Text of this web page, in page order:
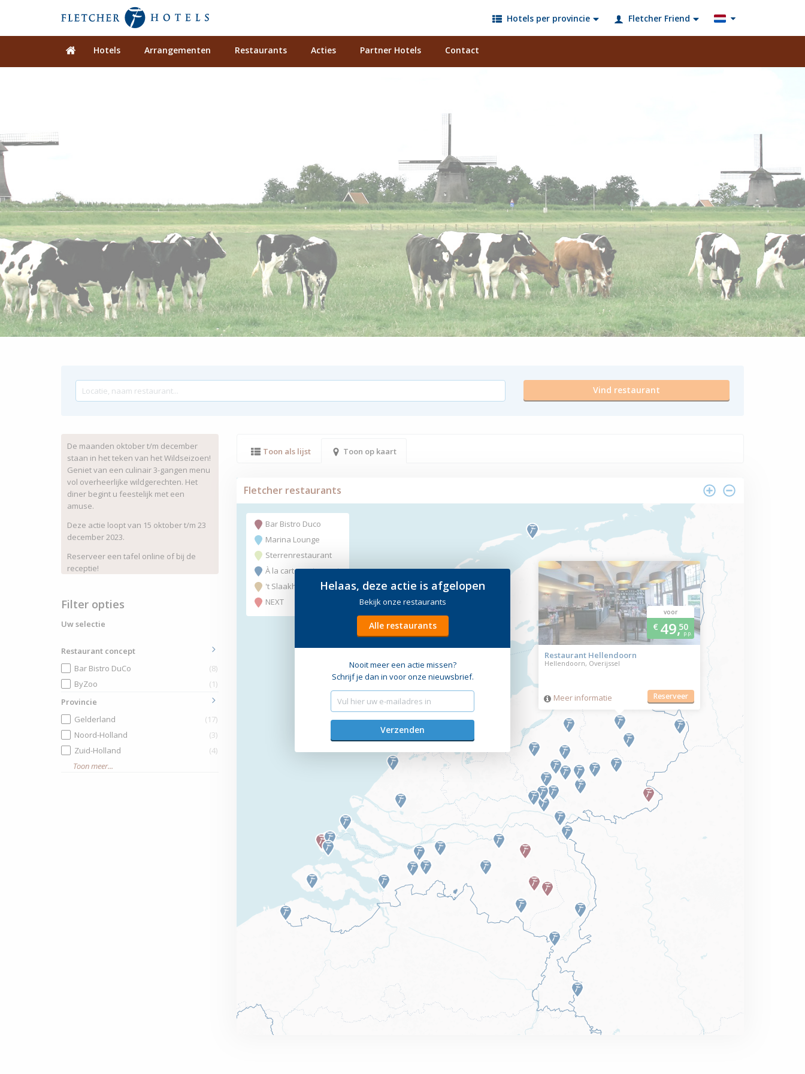
Hotels per provincie Fletcher Friend
Hotels Arrangementen Restaurants Acties Partner Hotels Contact
Helaas, deze actie is afgelopen
Bekijk onze restaurants
Alle restaurants
Nooit meer een actie missen?
Schrijf je dan in voor onze nieuwsbrief.
De maanden oktober t/m december
staan in het teken van het Wildseizoen!
Geniet van een culinair 3-gangen menu
vol overheerlijke wildgerechten. Het
diner begint u feestelijk met een
amuse.
Deze actie loopt van 15 oktober t/m 23
december 2023.
Reserveer een tafel online of bij de
receptie!
Filter opties
Uw selectie
Restaurant concept
Bar Bistro DuCo
(8)
ByZoo
(1)
Provincie
Gelderland
(17)
Noord-Holland
(3)
Zuid-Holland
(4)
Toon meer...
Toon als lijst Toon op kaart
Fletcher restaurants
voor
€ 49,50
p.p.
Restaurant Hellendoorn
Hellendoorn, Overijssel
Meer informatie Reserveer
Bar Bistro Duco
Marina Lounge
Sterrenrestaurant
À la carte restaurant
't Slaakhuys
NEXT